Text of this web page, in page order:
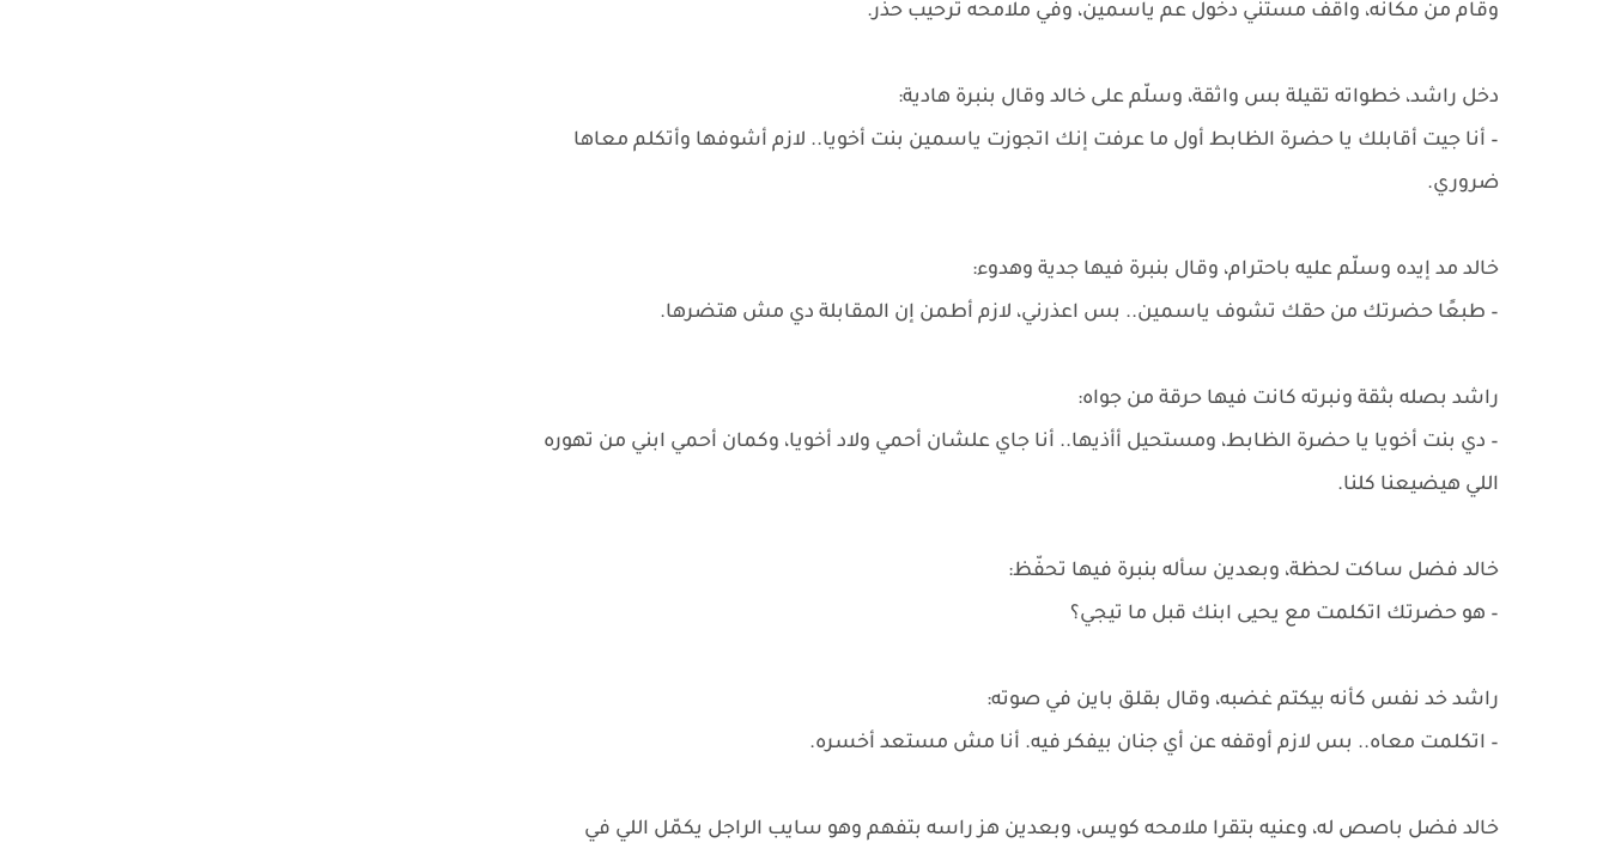
وقام من مكانه، واقف مستني دخول عم ياسمين، وفي ملامحه ترحيب حذر.
دخل راشد، خطواته تقيلة بس واثقة، وسلّم على خالد وقال بنبرة هادية:
– أنا جيت أقابلك يا حضرة الظابط أول ما عرفت إنك اتجوزت ياسمين بنت أخويا.. لازم أشوفها وأتكلم معاها
ضروري.
خالد مد إيده وسلّم عليه باحترام، وقال بنبرة فيها جدية وهدوء:
– طبعًا حضرتك من حقك تشوف ياسمين.. بس اعذرني، لازم أطمن إن المقابلة دي مش هتضرها.
راشد بصله بثقة ونبرته كانت فيها حرقة من جواه:
– دي بنت أخويا يا حضرة الظابط، ومستحيل أأذيها.. أنا جاي علشان أحمي ولاد أخويا، وكمان أحمي ابني من تهوره
اللي هيضيعنا كلنا.
خالد فضل ساكت لحظة، وبعدين سأله بنبرة فيها تحفّظ:
– هو حضرتك اتكلمت مع يحيى ابنك قبل ما تيجي؟
راشد خد نفس كأنه بيكتم غضبه، وقال بقلق باين في صوته:
– اتكلمت معاه.. بس لازم أوقفه عن أي جنان بيفكر فيه. أنا مش مستعد أخسره.
خالد فضل باصص له، وعنيه بتقرا ملامحه كويس، وبعدين هز راسه بتفهم وهو سايب الراجل يكمّل اللي في